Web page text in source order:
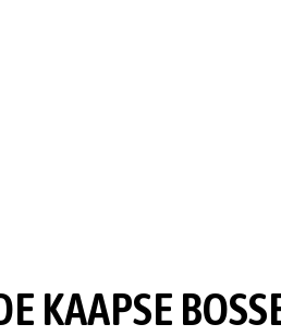
KAAPSE